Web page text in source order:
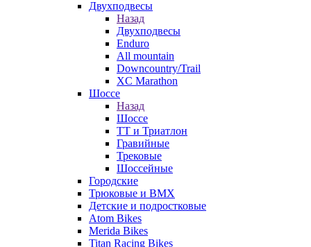
Двухподвесы
Назад
Двухподвесы
Enduro
All mountain
Downcountry/Trail
XC Marathon
Шоссе
Назад
Шоссе
ТТ и Триатлон
Гравийные
Трековые
Шоссейные
Городские
Трюковые и BMX
Детские и подростковые
Atom Bikes
Merida Bikes
Titan Racing Bikes